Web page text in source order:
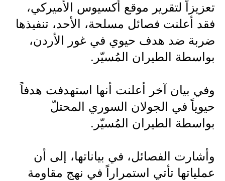
المرحلة الاعدادية
الجامعات
اخبار وقرارات وزارة التعليم
استمارة القبول المركزي
نتائج القبول المركزي
العطل
تعزيزاً لتقرير موقع أكسيوس الأميركي،
فقد أعلنت فصائل مسلحة، الأحد، تنفيذها
ضربة ضد هدف حيوي في غور الأردن،
بواسطة الطيران المُسيّر.
وفي بيان آخر أعلنت أنها استهدفت هدفاً
حيوياً في الجولان السوري المحتلّ
بواسطة الطيران المُسيّر.
وأشارت الفصائل، في بياناتها، إلى أن
عملياتها تأتي استمراراً في نهج مقاومة